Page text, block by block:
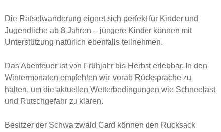
Die Rätselwanderung eignet sich perfekt für Kinder und
Jugendliche ab 8 Jahren – jüngere Kinder können mit
Unterstützung natürlich ebenfalls teilnehmen.
Das Abenteuer ist von Frühjahr bis Herbst erlebbar. In den
Wintermonaten empfehlen wir, vorab Rücksprache zu
halten, um die aktuellen Wetterbedingungen wie Schneelast
und Rutschgefahr zu klären.
Besitzer der Schwarzwald Card können den Rucksack